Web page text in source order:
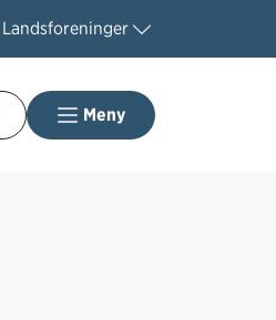
Landsforeninger
Meny